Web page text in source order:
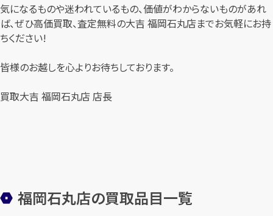
気になるものや迷われているもの、価値がわからないものがあれ
ば、ぜひ高価買取、査定無料の大吉 福岡石丸店までお気軽にお持
ちください!
皆様のお越しを心よりお待ちしております。
買取大吉 福岡石丸店 店長
福岡石丸店の買取品目一覧